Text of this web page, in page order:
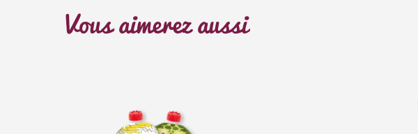
Vous aimerez aussi